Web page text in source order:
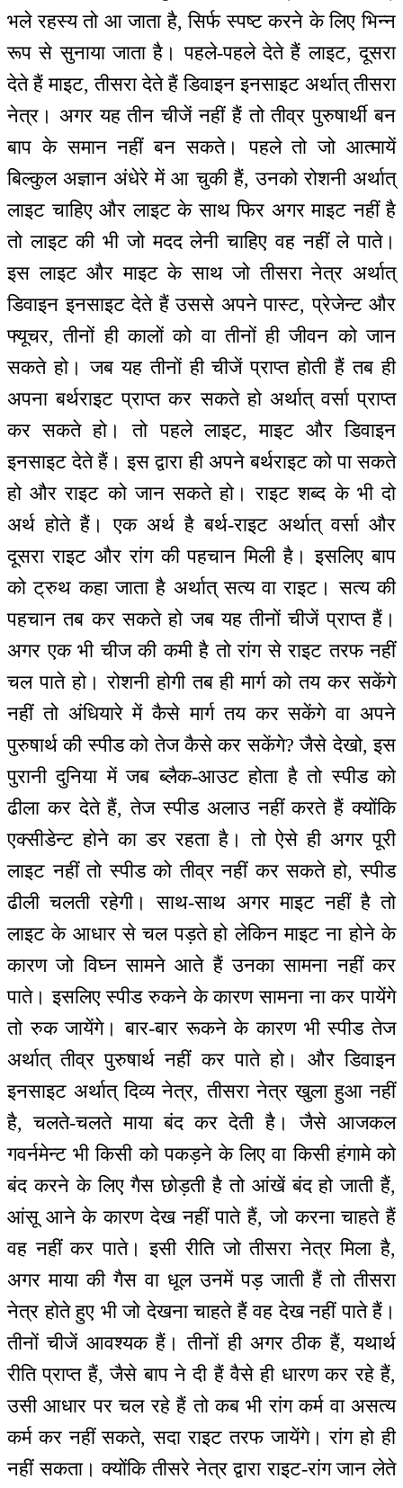
भले रहस्य तो आ जाता है, सिर्फ स्पष्ट करने के लिए भिन्न
रूप से सुनाया जाता है। पहले-पहले देते हैं लाइट, दूसरा
देते हैं माइट, तीसरा देते हैं डिवाइन इनसाइट अर्थात् तीसरा
नेत्र। अगर यह तीन चीजें नहीं हैं तो तीव्र पुरुषार्थी बन
बाप के समान नहीं बन सकते। पहले तो जो आत्मायें
बिल्कुल अज्ञान अंधेरे में आ चुकी हैं, उनको रोशनी अर्थात्
लाइट चाहिए और लाइट के साथ फिर अगर माइट नहीं है
तो लाइट की भी जो मदद लेनी चाहिए वह नहीं ले पाते।
इस लाइट और माइट के साथ जो तीसरा नेत्र अर्थात्
डिवाइन इनसाइट देते हैं उससे अपने पास्ट, प्रेजेन्ट और
फ्यूचर, तीनों ही कालों को वा तीनों ही जीवन को जान
सकते हो। जब यह तीनों ही चीजें प्राप्त होती हैं तब ही
अपना बर्थराइट प्राप्त कर सकते हो अर्थात् वर्सा प्राप्त
कर सकते हो। तो पहले लाइट, माइट और डिवाइन
इनसाइट देते हैं। इस द्वारा ही अपने बर्थराइट को पा सकते
हो और राइट को जान सकते हो। राइट शब्द के भी दो
अर्थ होते हैं। एक अर्थ है बर्थ-राइट अर्थात् वर्सा और
दूसरा राइट और रांग की पहचान मिली है। इसलिए बाप
को ट्रुथ कहा जाता है अर्थात् सत्य वा राइट। सत्य की
पहचान तब कर सकते हो जब यह तीनों चीजें प्राप्त हैं।
अगर एक भी चीज की कमी है तो रांग से राइट तरफ नहीं
चल पाते हो। रोशनी होगी तब ही मार्ग को तय कर सकेंगे
नहीं तो अंधियारे में कैसे मार्ग तय कर सकेंगे वा अपने
पुरुषार्थ की स्पीड को तेज कैसे कर सकेंगे? जैसे देखो, इस
पुरानी दुनिया में जब ब्लैक-आउट होता है तो स्पीड को
ढीला कर देते हैं, तेज स्पीड अलाउ नहीं करते हैं क्योंकि
एक्सीडेन्ट होने का डर रहता है। तो ऐसे ही अगर पूरी
लाइट नहीं तो स्पीड को तीव्र नहीं कर सकते हो, स्पीड
ढीली चलती रहेगी। साथ-साथ अगर माइट नहीं है तो
लाइट के आधार से चल पड़ते हो लेकिन माइट ना होने के
कारण जो विघ्न सामने आते हैं उनका सामना नहीं कर
पाते। इसलिए स्पीड रुकने के कारण सामना ना कर पायेंगे
तो रुक जायेंगे। बार-बार रूकने के कारण भी स्पीड तेज
अर्थात् तीव्र पुरुषार्थ नहीं कर पाते हो। और डिवाइन
इनसाइट अर्थात् दिव्य नेत्र, तीसरा नेत्र खुला हुआ नहीं
है, चलते-चलते माया बंद कर देती है। जैसे आजकल
गवर्नमेन्ट भी किसी को पकड़ने के लिए वा किसी हंगामे को
बंद करने के लिए गैस छोड़ती है तो आंखें बंद हो जाती हैं,
आंसू आने के कारण देख नहीं पाते हैं, जो करना चाहते हैं
वह नहीं कर पाते। इसी रीति जो तीसरा नेत्र मिला है,
अगर माया की गैस वा धूल उनमें पड़ जाती हैं तो तीसरा
नेत्र होते हुए भी जो देखना चाहते हैं वह देख नहीं पाते हैं।
तीनों चीजें आवश्यक हैं। तीनों ही अगर ठीक हैं, यथार्थ
रीति प्राप्त हैं, जैसे बाप ने दी हैं वैसे ही धारण कर रहे हैं,
उसी आधार पर चल रहे हैं तो कब भी रांग कर्म वा असत्य
कर्म कर नहीं सकते, सदा राइट तरफ जायेंगे। रांग हो ही
नहीं सकता। क्योंकि तीसरे नेत्र द्वारा राइट-रांग जान लेते